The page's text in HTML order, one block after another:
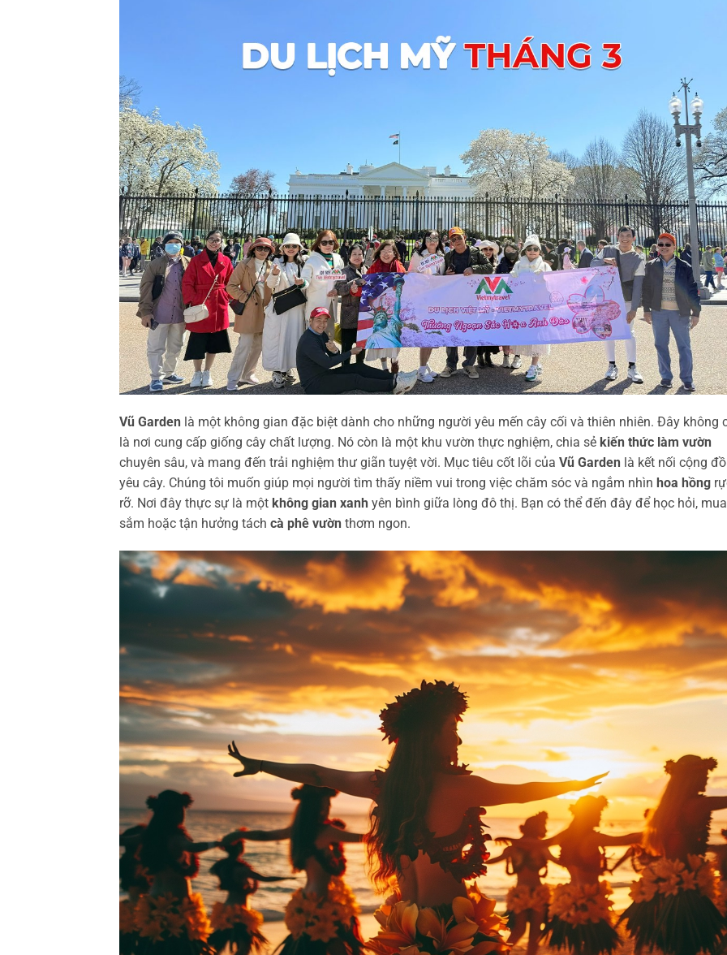
Vũ Garden là một không gian đặc biệt dành cho những người yêu mến cây cối và thiên nhiên. Đây không
là nơi cung cấp giống cây chất lượng. Nó còn là một khu vườn thực nghiệm, chia sẻ kiến thức làm vườn
chuyên sâu, và mang đến trải nghiệm thư giãn tuyệt vời. Mục tiêu cốt lõi của Vũ Garden là kết nối cộng
yêu cây. Chúng tôi muốn giúp mọi người tìm thấy niềm vui trong việc chăm sóc và ngắm nhìn hoa hồng
rỡ. Nơi đây thực sự là một không gian xanh yên bình giữa lòng đô thị. Bạn có thể đến đây để học hỏi, mua
sắm hoặc tận hưởng tách cà phê vườn thơm ngon.